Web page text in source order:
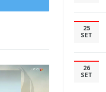
25
SET
26
SET